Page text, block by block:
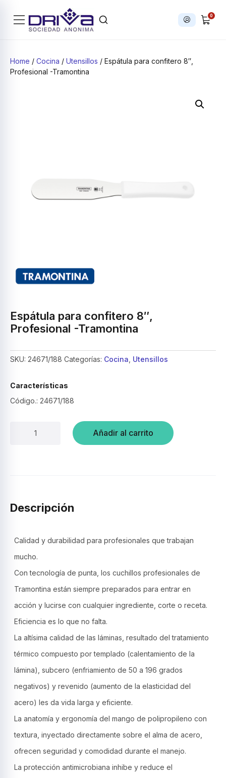
Iniciar
0
Home / Cocina / Utensillos / Espátula para confitero 8″,
Profesional -Tramontina
Espátula para confitero 8″,
Profesional -Tramontina
SKU: 24671/188 Categorías: Cocina Utensillos
Características
Código.: 24671/188
Añadir al carrito
Descripción
Calidad y durabilidad para profesionales que trabajan
mucho.
Con tecnología de punta, los cuchillos profesionales de
Tramontina están siempre preparados para entrar en
acción y lucirse con cualquier ingrediente, corte o receta.
Eficiencia es lo que no falta.
La altísima calidad de las láminas, resultado del tratamiento
térmico compuesto por templado (calentamiento de la
lámina), subcero (enfriamiento de 50 a 196 grados
negativos) y revenido (aumento de la elasticidad del
acero) les da vida larga y eficiente.
La anatomía y ergonomía del mango de polipropileno con
textura, inyectado directamente sobre el alma de acero,
ofrecen seguridad y comodidad durante el manejo.
La protección antimicrobiana inhibe y reduce el